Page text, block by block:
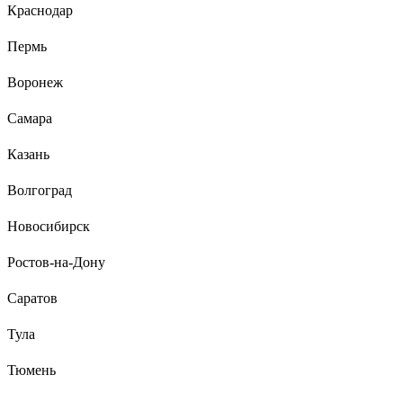
необходимости); цена (ИМХО адекватна абсолютно);
Краснодар
Пермь
Воронеж
Самара
Казань
Волгоград
Новосибирск
Ростов-на-Дону
Саратов
Тула
Тюмень